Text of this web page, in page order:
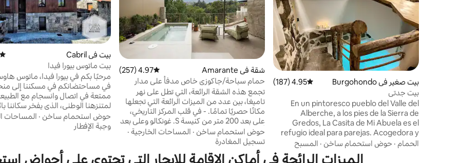
بيت صغير في Burgohondo متوسط التقييم 4.95 من 5، 187 مراجعات
4.95 (187)
بيت جدتي
En un pintoresco pueblo del Valle del
Alberche, a los pies de la Sierra de
Gredos, La Casita de Mi Abuela es el
refugio ideal para parejas. Acogedora y
única, cuenta con piscina climatizada con
hidromasaje en su interior, perfecto para
الحمام · حوض استحمام ساخن · المسبح
شقة في Amarante متوسط التقييم 4.97 من 5، 257 مراجعات
4.97 (257)
حمام سباحة/جاكوزي خاص مدفأ على مدار
العام مع إطلالات على النهر
تجمع هذه الشقة الرائعة، التي تطل على نهر
تاميغا، بين عدد من الميزات الرائعة التي تجعلها
مكانًا حصريًا تمامًا. - في قلب المركز التاريخي،
على بعد 200 متر من كنيسة S. غونكالو وعلى بعد
أمتار قليلة من نهر تاميغا. - حمام سباحة/
جاكوزي ساخن على مدار العام. - فناء كبير مع
منطقة لتناول الطعام وإطلالات على النهر. -
هندسة معمارية مميزة من تصميم باربرا أبرو
حوض استحمام ساخن · المساحات الخارجية ·
تسجيل المغادرة
بيت في Cabril
بيت ماتوس بيورا فيدا
في مساحتضانكم في مسكننا إلى
ممتعة في اتصال وانسجام مع
لمتنزهنا الوطني، الذي يفخر سكاننا
استمتع بالأشياء الجيدة والبسيطة
في بيتك. نريدكم أن تستمتعوا
تستمتعوا بالطبيعة، وأن تستمتعوا
تكونوا سعداء في أرضنا. حياة نقية بيت ماتوس
حوض استحمام ساخن · المساحات
وجبة الإفطار
الميزات الرائجة في أماكن الإقامة للإيجار التي تحتوي على أحواض